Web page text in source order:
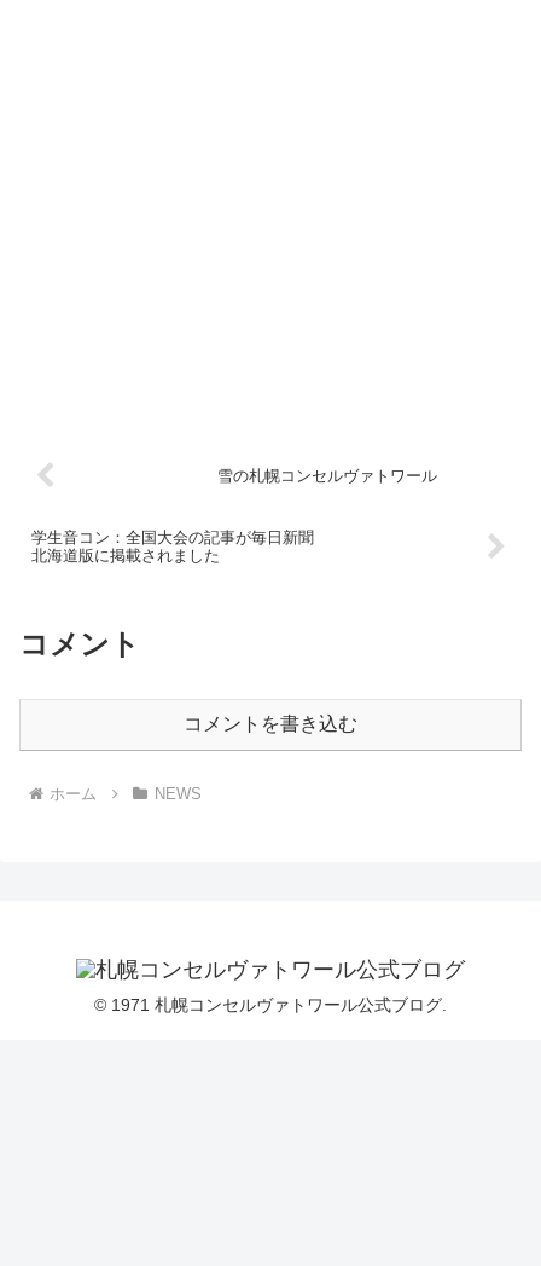
雪の札幌コンセルヴァトワール
学生音コン：全国大会の記事が毎日新聞
北海道版に掲載されました
コメント
コメントを書き込む
ホーム NEWS
© 1971 札幌コンセルヴァトワール公式ブログ.